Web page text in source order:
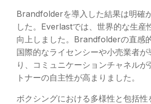
Brandfolderを導入した結果は明確
した。Everlastでは、世界的な生産
向上しました。Brandfolderの直感
国際的なライセンシーや小売業者が
り、コミュニケーションチャネルが
トナーの自主性が高まりました。
ボクシングにおける多様性と包括性